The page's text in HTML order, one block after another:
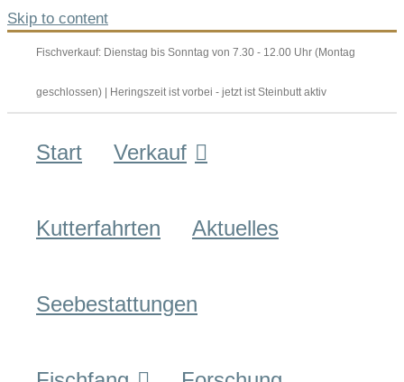
Skip to content
Fischverkauf: Dienstag bis Sonntag von 7.30 - 12.00 Uhr (Montag
geschlossen) | Heringszeit ist vorbei - jetzt ist Steinbutt aktiv
Start Verkauf
Kutterfahrten Aktuelles
Seebestattungen